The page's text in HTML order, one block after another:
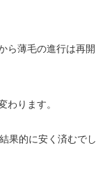
ら薄毛の進行は再開
わります。
果的に安く済むでし